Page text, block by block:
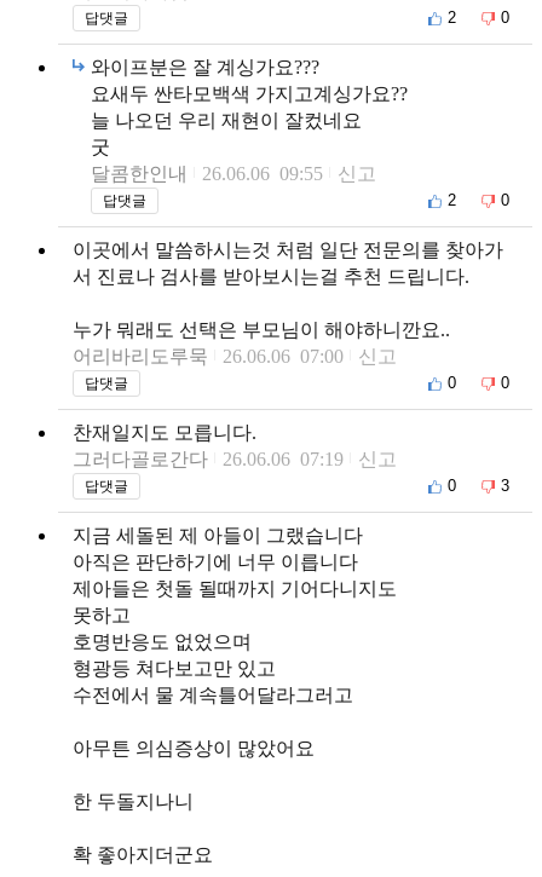
답댓글 2 0
와이프분은 잘 계싱가요???
요새두 싼타모백색 가지고계싱가요??
늘 나오던 우리 재현이 잘컸네요
굿
달콤한인내
26.06.06 09:55 신고
답댓글 2 0
이곳에서 말씀하시는것 처럼 일단 전문의를 찾아가
서 진료나 검사를 받아보시는걸 추천 드립니다.
누가 뭐래도 선택은 부모님이 해야하니깐요..
어리바리도루묵
26.06.06 07:00 신고
답댓글 0 0
찬재일지도 모릅니다.
그러다골로간다
26.06.06 07:19 신고
답댓글 0 3
지금 세돌된 제 아들이 그랬습니다
아직은 판단하기에 너무 이릅니다
제아들은 첫돌 될때까지 기어다니지도
못하고
호명반응도 없었으며
형광등 쳐다보고만 있고
수전에서 물 계속틀어달라그러고
아무튼 의심증상이 많았어요
한 두돌지나니
확 좋아지더군요